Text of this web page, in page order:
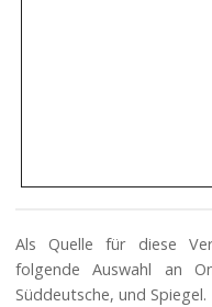
Als Quelle für diese
folgende Auswahl an
Süddeutsche, und Spiegel.